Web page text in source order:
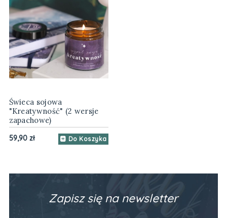
Świeca sojowa
"Kreatywność" (2 wersje
zapachowe)
59,90 zł Do Koszyka
Zapisz się na newsletter